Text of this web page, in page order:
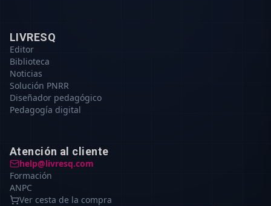
LIVRESQ
Editor
Biblioteca
Noticias
Solución PNRR
Diseñador pedagógico
Pedagogía digital
Atención al cliente
help@livresq.com
Formación
ANPC
Ver cesta de la compra